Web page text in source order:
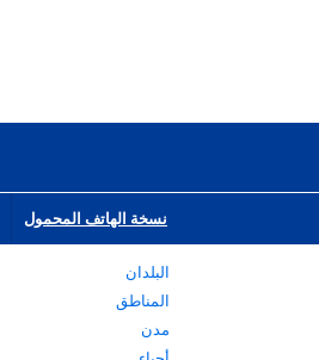
نسخة الهاتف المحمول
البلدان
المناطق
مدن